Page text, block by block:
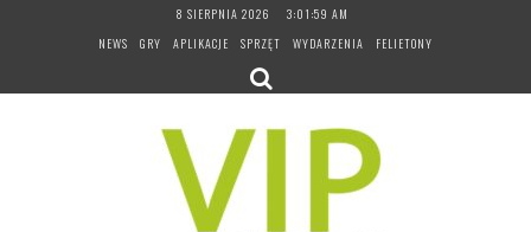
8 SIERPNIA 2026
3:02:00 AM
NEWS
GRY APLIKACJE SPRZĘT WYDARZENIA FELIETONY